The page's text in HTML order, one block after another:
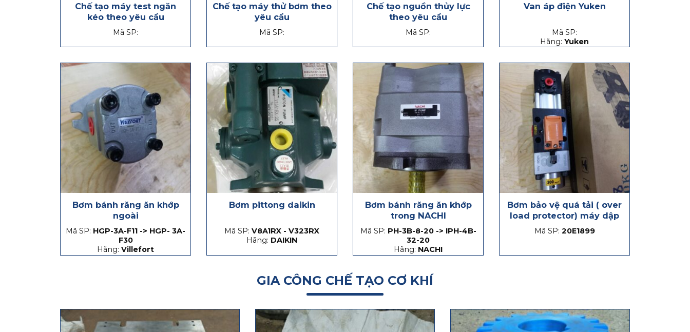
Chế tạo máy test ngăn
kéo theo yêu cầu
Mã SP:
Chế tạo máy thử bơm theo
yêu cầu
Mã SP:
Chế tạo nguồn thủy lực
theo yêu cầu
Mã SP:
Van áp điện Yuken
Mã SP:
Hãng: Yuken
Bơm bánh răng ăn khớp
ngoài
Mã SP: HGP-3A-F11 -> HGP- 3A-
F30
Hãng: Villefort
Bơm pittong daikin
Mã SP: V8A1RX - V323RX
Hãng: DAIKIN
Bơm bánh răng ăn khớp
trong NACHI
Mã SP: PH-3B-8-20 -> IPH-4B-
32-20
Hãng: NACHI
Bơm bảo vệ quá tải ( over
load protector) máy dập
Mã SP: 20E1899
GIA CÔNG CHẾ TẠO CƠ KHÍ